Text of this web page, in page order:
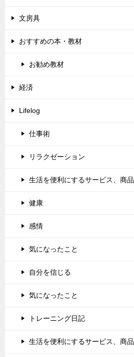
文房具
おすすめの本・教材
お勧め教材
経済
Lifelog
仕事術
リラクゼーション
生活を便利にするサービス、商品
健康
感情
気になったこと
自分を信じる
気になったこと
トレーニング日記
生活を便利にするサービス、商品